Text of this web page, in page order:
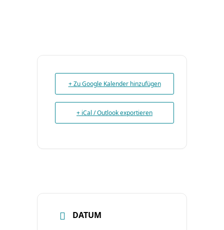
+ Zu Google Kalender hinzufügen
+ iCal / Outlook exportieren
DATUM